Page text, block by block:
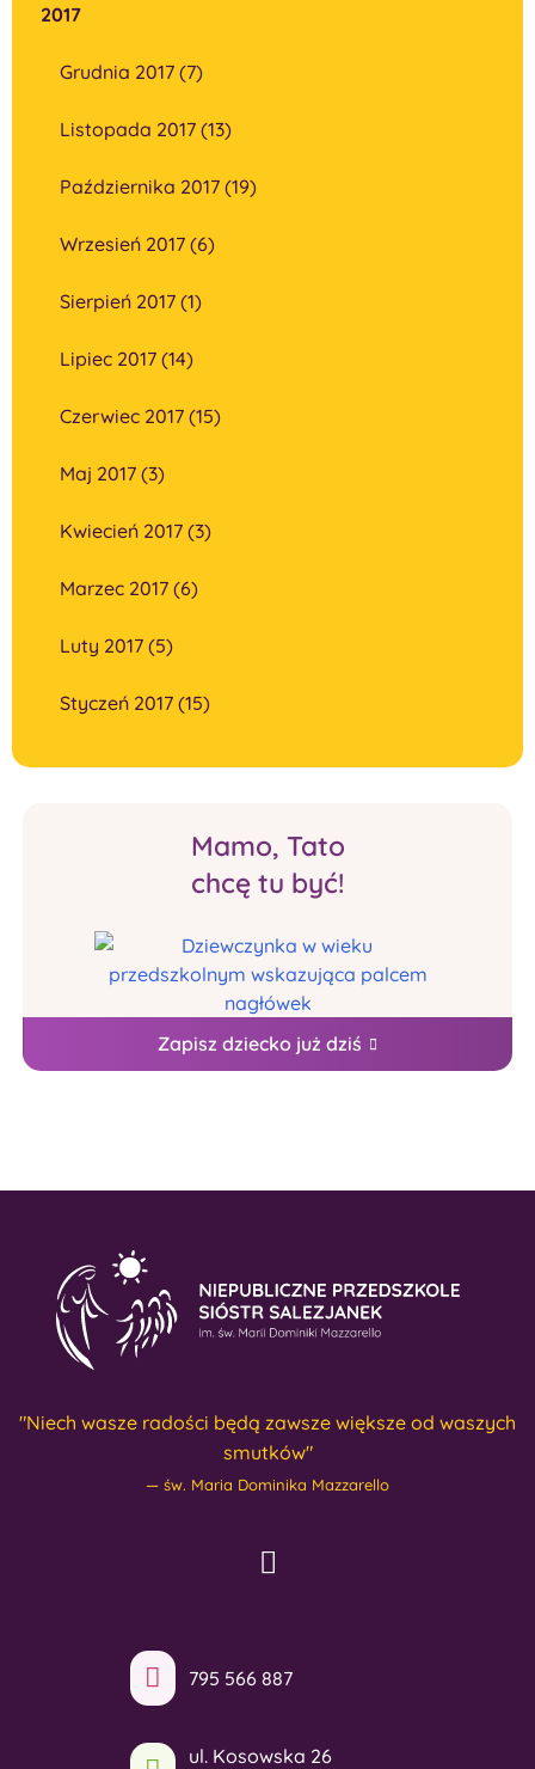
2017
Grudnia 2017 (7)
Listopada 2017 (13)
Października 2017 (19)
Wrzesień 2017 (6)
Sierpień 2017 (1)
Lipiec 2017 (14)
Czerwiec 2017 (15)
Maj 2017 (3)
Kwiecień 2017 (3)
Marzec 2017 (6)
Luty 2017 (5)
Styczeń 2017 (15)
Mamo, Tato
chcę tu być!
Zapisz dziecko już dziś
"Niech wasze radości będą zawsze większe od waszych
smutków"
św. Maria Dominika Mazzarello
795 566 887
ul. Kosowska 26